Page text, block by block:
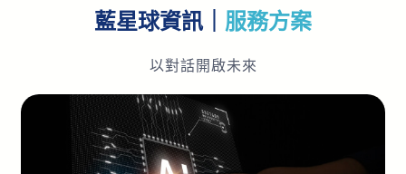
藍星球資訊｜ 服務方案
以對話開啟未來